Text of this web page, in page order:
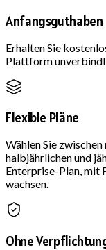
Anfangsguthaben
Erhalten Sie
Plattform
Flexible Pläne
Wählen Sie
halbjährlichen und
Enterprise-Plan, mit
wachsen.
Ohne